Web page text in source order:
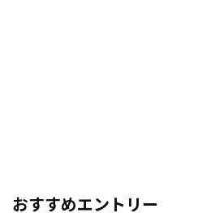
おすすめエントリー